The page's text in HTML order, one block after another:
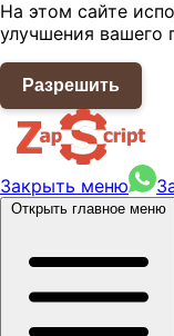
На этом сайте
улучшения вашего
Разрешить
Закрыть меню
Открыть главное меню